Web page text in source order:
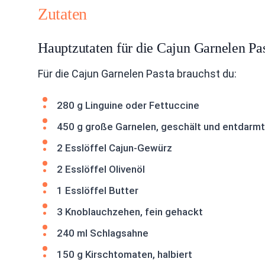
Zutaten
Hauptzutaten für die Cajun Garnelen
Für die Cajun Garnelen Pasta brauchst du:
280 g Linguine oder Fettuccine
450 g große Garnelen, geschält und entdarmt
2 Esslöffel Cajun-Gewürz
2 Esslöffel Olivenöl
1 Esslöffel Butter
3 Knoblauchzehen, fein gehackt
240 ml Schlagsahne
150 g Kirschtomaten, halbiert